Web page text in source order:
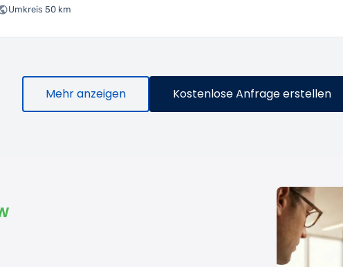
Umkreis 50 km
Mehr anzeigen Kostenlose Anfrage erstellen